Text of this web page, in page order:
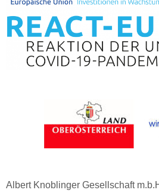
Albert Knoblinger Gesellschaft